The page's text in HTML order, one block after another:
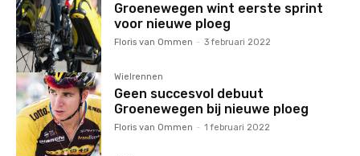
Groenewegen wint eerste sprint
voor nieuwe ploeg
Floris van Ommen - 3 februari 2022
Wielrennen
Geen succesvol debuut
Groenewegen bij nieuwe ploeg
Floris van Ommen - 1 februari 2022